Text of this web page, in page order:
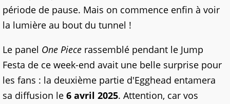
période de pause. Mais on commence enfin à voir
la lumière au bout du tunnel !
Le panel One Piece rassemblé pendant le Jump
Festa de ce week-end avait une belle surprise pour
les fans : la deuxième partie d'Egghead entamera
sa diffusion le 6 avril 2025. Attention, car vos